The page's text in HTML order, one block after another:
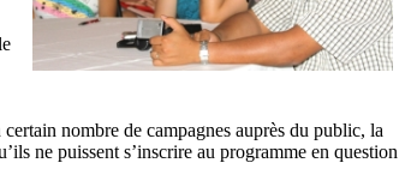
nombre de campagnes auprès du public, la
ne puissent s’inscrire au programme en question